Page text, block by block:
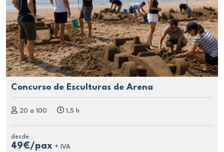
Concurso de Esculturas de Arena
20 a 100 1,5 h
desde
49€/pax + IVA